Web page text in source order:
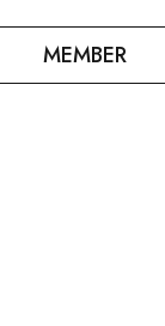
MEMBER